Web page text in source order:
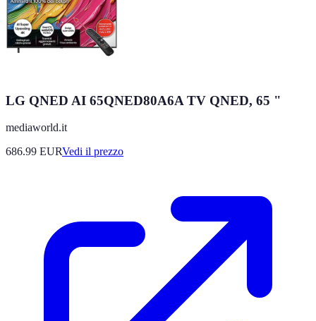
LG QNED AI 65QNED80A6A TV QNED, 65 "
mediaworld.it
686.99 EURVedi il prezzo